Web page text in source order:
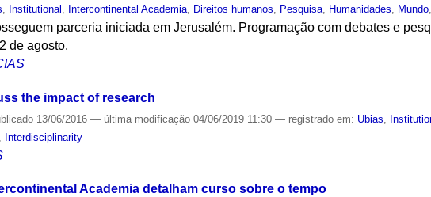
Institutional Intercontinental Academia Direitos humanos Pesquisa Humanidades Mundo
parceria iniciada em Jerusalém. Programação com debates e
de agosto.
the impact of research
13/06/2016— última modificação 04/06/2019 11:30— registrado em: Ubias
Interdisciplinarity
Academia detalham curso sobre o tempo